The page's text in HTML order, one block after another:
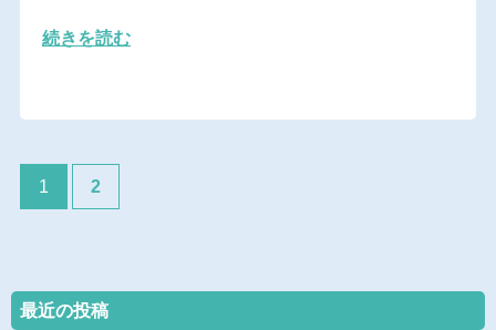
続きを読む
1 2
最近の投稿